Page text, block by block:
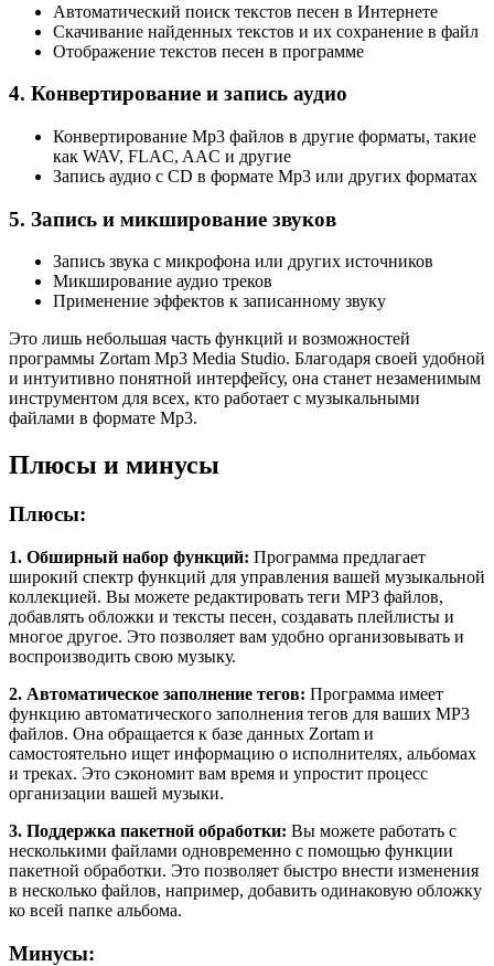
Автоматический поиск текстов песен в Интернете
Скачивание найденных текстов и их сохранение в файл
Отображение текстов песен в программе
4. Конвертирование и запись аудио
Конвертирование Mp3 файлов в другие форматы, такие
как WAV, FLAC, AAC и другие
Запись аудио с CD в формате Mp3 или других форматах
5. Запись и микширование звуков
Запись звука с микрофона или других источников
Микширование аудио треков
Применение эффектов к записанному звуку
Это лишь небольшая часть функций и возможностей
программы Zortam Mp3 Media Studio. Благодаря своей удобной
и интуитивно понятной интерфейсу, она станет незаменимым
инструментом для всех, кто работает с музыкальными
файлами в формате Mp3.
Плюсы и минусы
Плюсы:
1. Обширный набор функций: Программа предлагает
широкий спектр функций для управления вашей музыкальной
коллекцией. Вы можете редактировать теги MP3 файлов,
добавлять обложки и тексты песен, создавать плейлисты и
многое другое. Это позволяет вам удобно организовывать и
воспроизводить свою музыку.
2. Автоматическое заполнение тегов: Программа имеет
функцию автоматического заполнения тегов для ваших MP3
файлов. Она обращается к базе данных Zortam и
самостоятельно ищет информацию о исполнителях, альбомах
и треках. Это сэкономит вам время и упростит процесс
организации вашей музыки.
3. Поддержка пакетной обработки: Вы можете работать с
несколькими файлами одновременно с помощью функции
пакетной обработки. Это позволяет быстро внести изменения
в несколько файлов, например, добавить одинаковую обложку
ко всей папке альбома.
Минусы: